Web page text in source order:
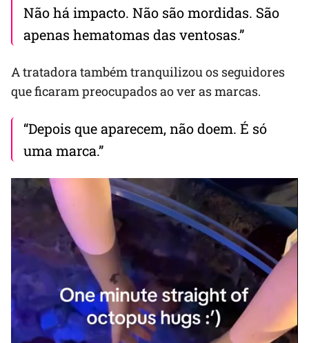
Não há impacto. Não são mordidas. São
apenas hematomas das ventosas.”
A tratadora também tranquilizou os seguidores
que ficaram preocupados ao ver as marcas.
“Depois que aparecem, não doem. É só
uma marca.”